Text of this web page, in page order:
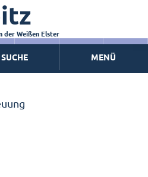
Christian Thieme
der Weißen Elster
SUCHE MENÜ